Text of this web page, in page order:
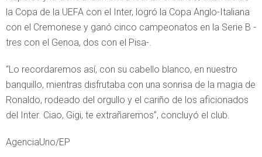
la Copa de la UEFA con el Inter, logró la Copa Anglo-Italiana
con el Cremonese y ganó cinco campeonatos en la Serie B -
tres con el Genoa, dos con el Pisa-.
“Lo recordaremos así, con su cabello blanco, en nuestro
banquillo, mientras disfrutaba con una sonrisa de la magia de
Ronaldo, rodeado del orgullo y el cariño de los aficionados
del Inter. Ciao, Gigi, te extrañaremos”, concluyó el club.
AgenciaUno/EP